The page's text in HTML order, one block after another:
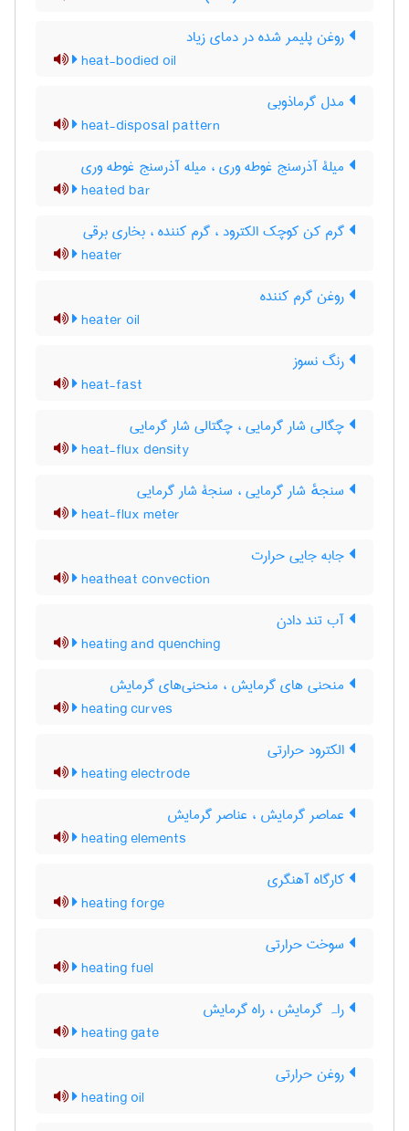
روغن پلیمر شده در دمای زیاد
heat-bodied oil
مدل گرماذوبی
heat-disposal pattern
میلۀ آذرسنج غوطه وری ، میله آذرسنج غوطه وری
heated bar
گرم کن کوچک الکترود ، گرم کننده ، بخاری برقی
heater
روغن گرم کننده
heater oil
رنگ نسوز
heat-fast
چگالی شار گرمایی ، چگتالی شار گرمایی
heat-flux density
سنجهٔ شار گرمایی ، سنجۀ شار گرمایی
heat-flux meter
جابه جایی حرارت
heatheat convection
آب تند دادن
heating and quenching
منحنی های گرمایش ، منحنی‌های گرمایش
heating curves
الکترود حرارتی
heating electrode
عماصر گرمایش ، عناصر گرمایش
heating elements
کارگاه آهنگری
heating forge
سوخت حرارتی
heating fuel
راہ گرمایش ، راه گرمایش
heating gate
روغن حرارتی
heating oil